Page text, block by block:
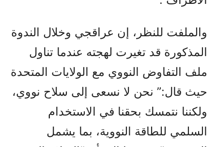
والملفت للنظر، إن عراقجي وخلال الندوة
المذکورة قد تغيرت لهجته عندما تناول
ملف التفاوض النووي مع الولايات المتحدة
حيث قال:” نحن لا نسعى إلى سلاح نووي،
ولكننا نتمسك بحقنا في الاستخدام
السلمي للطاقة النووية، بما يشمل